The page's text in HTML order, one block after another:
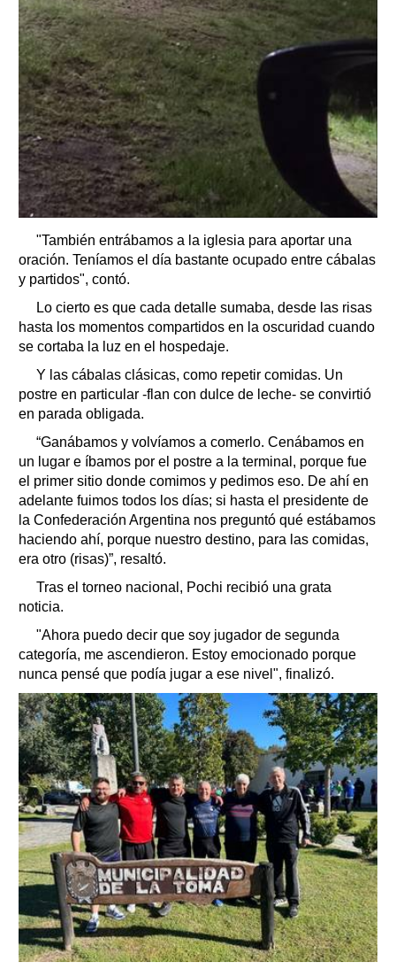
"También entrábamos a la iglesia para aportar una
oración. Teníamos el día bastante ocupado entre cábalas
y partidos", contó.
Lo cierto es que cada detalle sumaba, desde las risas
hasta los momentos compartidos en la oscuridad cuando
se cortaba la luz en el hospedaje.
Y las cábalas clásicas, como repetir comidas. Un
postre en particular -flan con dulce de leche- se convirtió
en parada obligada.
“Ganábamos y volvíamos a comerlo. Cenábamos en
un lugar e íbamos por el postre a la terminal, porque fue
el primer sitio donde comimos y pedimos eso. De ahí en
adelante fuimos todos los días; si hasta el presidente de
la Confederación Argentina nos preguntó qué estábamos
haciendo ahí, porque nuestro destino, para las comidas,
era otro (risas)”, resaltó.
Tras el torneo nacional, Pochi recibió una grata
noticia.
"Ahora puedo decir que soy jugador de segunda
categoría, me ascendieron. Estoy emocionado porque
nunca pensé que podía jugar a ese nivel", finalizó.